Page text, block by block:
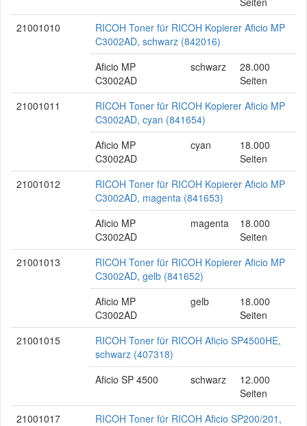
21001010
RICOH Toner für RICOH Kopierer Aficio MP
C3002AD, schwarz (842016)
Aficio MP
C3002AD
schwarz
28.000
Seiten
21001011
RICOH Toner für RICOH Kopierer Aficio MP
C3002AD, cyan (841654)
Aficio MP
C3002AD
cyan
18.000
Seiten
21001012
RICOH Toner für RICOH Kopierer Aficio MP
C3002AD, magenta (841653)
Aficio MP
C3002AD
magenta
18.000
Seiten
21001013
RICOH Toner für RICOH Kopierer Aficio MP
C3002AD, gelb (841652)
Aficio MP
C3002AD
gelb
18.000
Seiten
21001015
RICOH Toner für RICOH Aficio SP4500HE,
schwarz (407318)
Aficio SP 4500
schwarz
12.000
Seiten
21001017
RICOH Toner für RICOH Aficio SP200/201,